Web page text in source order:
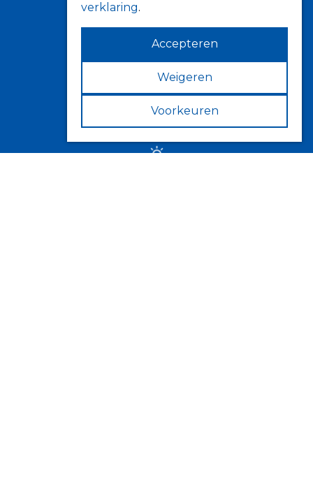
Informatie
Over ons
Tips
Verkooppunten
verklaring.
Accepteren
Weigeren
Voorkeuren